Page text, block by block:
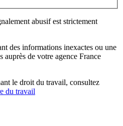
abusif est strictement
des informations inexactes ou une
auprès de votre agence France
le droit du travail, consultez
du travail